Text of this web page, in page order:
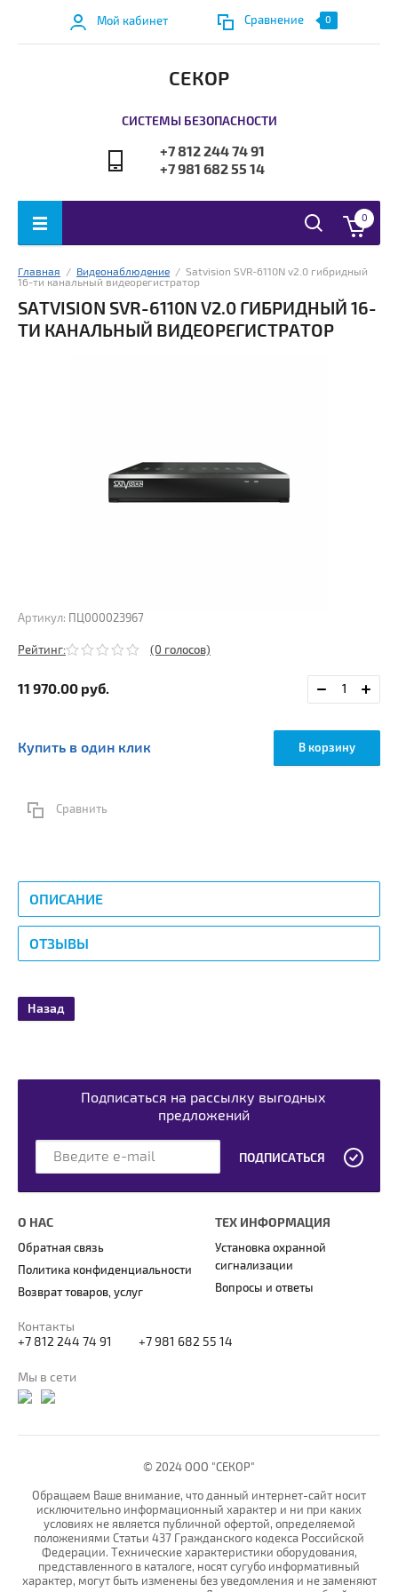
Мой кабинет Сравнение 0
СЕКОР
СИСТЕМЫ БЕЗОПАСНОСТИ
+7 812 244 74 91
+7 981 682 55 14
0
Главная
  /
Видеонаблюдение
  /  Satvision SVR-6110N v2.0 гибридный
16-ти канальный видеорегистратор
SATVISION SVR-6110N V2.0 ГИБРИДНЫЙ 16-
ТИ КАНАЛЬНЫЙ ВИДЕОРЕГИСТРАТОР
Артикул: ПЦ000023967
Рейтинг: (0 голосов)
11 970.00 руб.
Купить в один клик В корзину
Сравнить
ОПИСАНИЕ
ОТЗЫВЫ
Назад
Подписаться на рассылку выгодных
предложений
ПОДПИСАТЬСЯ
О НАС
Обратная связь
Политика конфиденциальности
Возврат товаров, услуг
ТЕХ ИНФОРМАЦИЯ
Установка охранной
сигнализации
Вопросы и ответы
Контакты
+7 812 244 74 91
+7 981 682 55 14
Мы в сети
© 2024 ООО "СЕКОР"
Обращаем Ваше внимание, что данный интернет-сайт носит
исключительно информационный характер и ни при каких
условиях не является публичной офертой, определяемой
положениями Статьи 437 Гражданского кодекса Российской
Федерации. Технические характеристики оборудования,
представленного в каталоге, носят сугубо информативный
характер, могут быть изменены без уведомления и не заменяют